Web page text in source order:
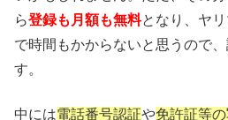
ら登録も月額も無料となり、ヤ
で時間もかからないと思うので
す。
中には電話番号認証や免許証等